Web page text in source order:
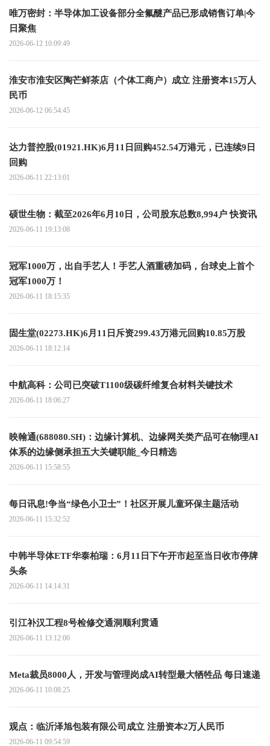
唯万密封：半导体加工设备部分全氟醚产品已形成销售订单|今
日聚焦
2026-06-12 10:09:49
淮安市淮安区陶芒鲜茶店（个体工商户）成立 注册资本15万人
民币
2026-06-12 06:54:45
达力普控股(01921.HK)6月11日回购452.54万港元，已连续9日
回购
2026-06-11 22:13:01
硕世生物：截至2026年6月10日，公司股东总数8,994户 快资讯
2026-06-11 19:13:08
冠军1000万，出自手艺人！手艺人酒重磅加码，台球史上首个
冠军1000万！
2026-06-11 18:15:35
固生堂(02273.HK)6月11日斥资299.43万港元回购10.85万股
2026-06-11 18:12:14
中航高科：公司已突破T1100级碳纤维复合材料关键技术
2026-06-11 18:06:27
映翰通(688080.SH)：边缘计算机、边缘网关类产品可在物理AI
体系的边缘侧承担五大关键职能_今日精选
2026-06-11 15:58:55
每日讯息!争当“绿色小卫士”！社区开展儿童环保主题活动
2026-06-11 15:32:52
中韩半导体ETF华泰柏瑞：6月11日下午开市起至当日收市停牌
头条
2026-06-11 14:14:31
引江补汉工程8号检修交通洞顺利贯通
2026-06-11 13:12:00
Meta裁员8000人，开发与管理岗成AI转型最大牺牲品 每日速递
2026-06-11 10:08:25
观点：临沂泽旭包装有限公司成立 注册资本2万人民币
2026-06-11 09:54:59